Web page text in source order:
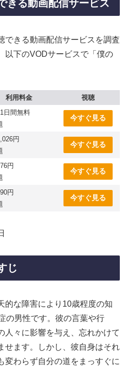
きる動画配信サービス
できる動画配信サービスを調査
以下のVODサービスで「僕の
利用料金
視聴
日間無料
今すぐ見る
円
今すぐ見る
円
今すぐ見る
円
今すぐ見る
じ
的な障害により10歳程度の知
の男性です。彼の言葉や行
人々に影響を与え、忘れかけて
せます。しかし、彼自身はそれ
変わらず自分の道をまっすぐに